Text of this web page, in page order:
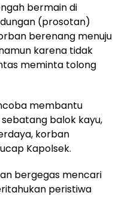
bermain di
(prosotan)
berenang menuju
karena tidak
meminta tolong
membantu
balok kayu,
korban
Kapolsek.
bergegas mencari
peristiwa